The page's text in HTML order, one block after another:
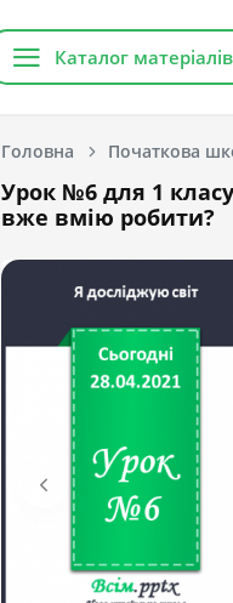
Каталог матеріалів
Головна Початкова
Урок №6 для 1
вже вмію робити?